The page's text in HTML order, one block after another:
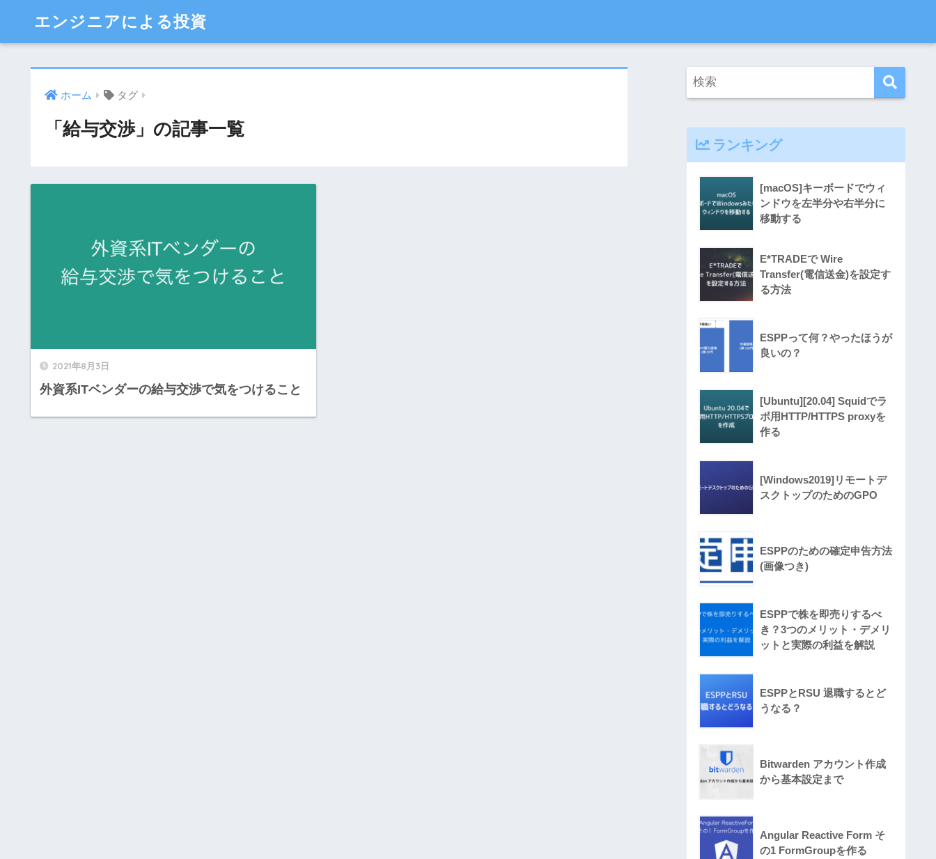
エンジニアによる投資
ホーム タグ
「給与交渉」の記事一覧
2021年8月3日
外資系ITベンダーの給与交渉で気をつけること
ランキング
[macOS]キーボードでウィ
ンドウを左半分や右半分に
移動する
E*TRADEで Wire
Transfer(電信送金)を設定す
る方法
ESPPって何？やったほうが
良いの？
[Ubuntu][20.04] Squidでラ
ボ用HTTP/HTTPS proxyを
作る
[Windows2019]リモートデ
スクトップのためのGPO
ESPPのための確定申告方法
(画像つき)
ESPPで株を即売りするべ
き？3つのメリット・デメリ
ットと実際の利益を解説
ESPPとRSU 退職するとど
うなる？
Bitwarden アカウント作成
から基本設定まで
Angular Reactive Form そ
の1 FormGroupを作る